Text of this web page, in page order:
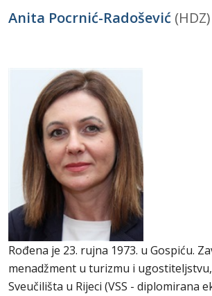
Anita Pocrnić-Radošević (HDZ)
Rođena je 23. rujna 1973. u Gospiću.
menadžment u turizmu i
Sveučilišta u Rijeci (VSS - diplomirana